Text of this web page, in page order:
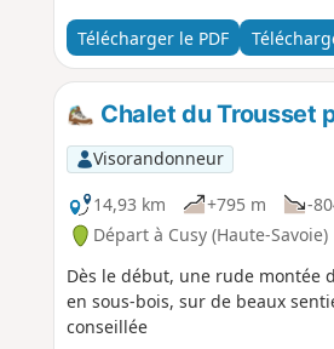
Télécharger le PDF
Chalet du Trousset
Visorandonneur
14,93 km
+795 m -
Départ à Cusy (Haute-Savoie)
Dès le début, une rude montée
en sous-bois, sur de beaux
conseillée